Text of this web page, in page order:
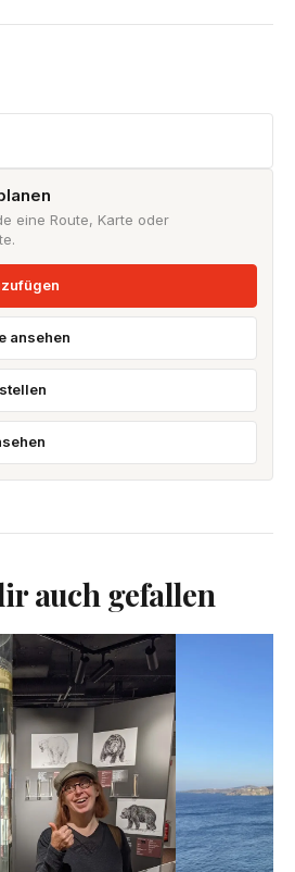
eine Route, Karte oder
ansehen
auch gefallen